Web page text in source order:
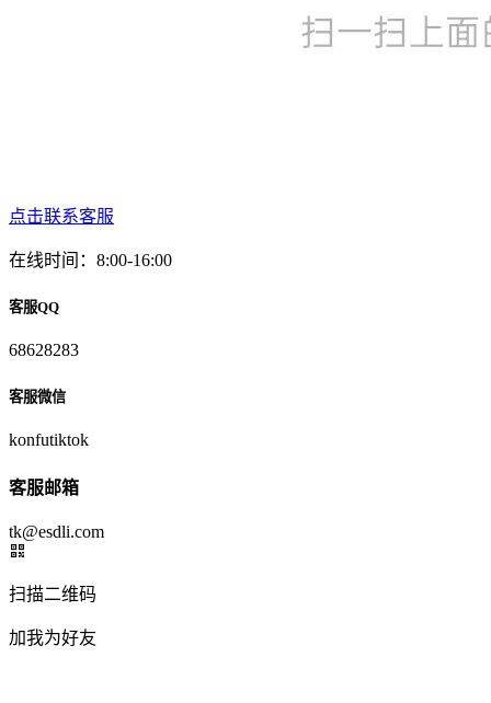
点击联系客服
在线时间：8:00-16:00
客服QQ
68628283
客服微信
konfutiktok
客服邮箱
tk@esdli.com
扫描二维码
加我为好友